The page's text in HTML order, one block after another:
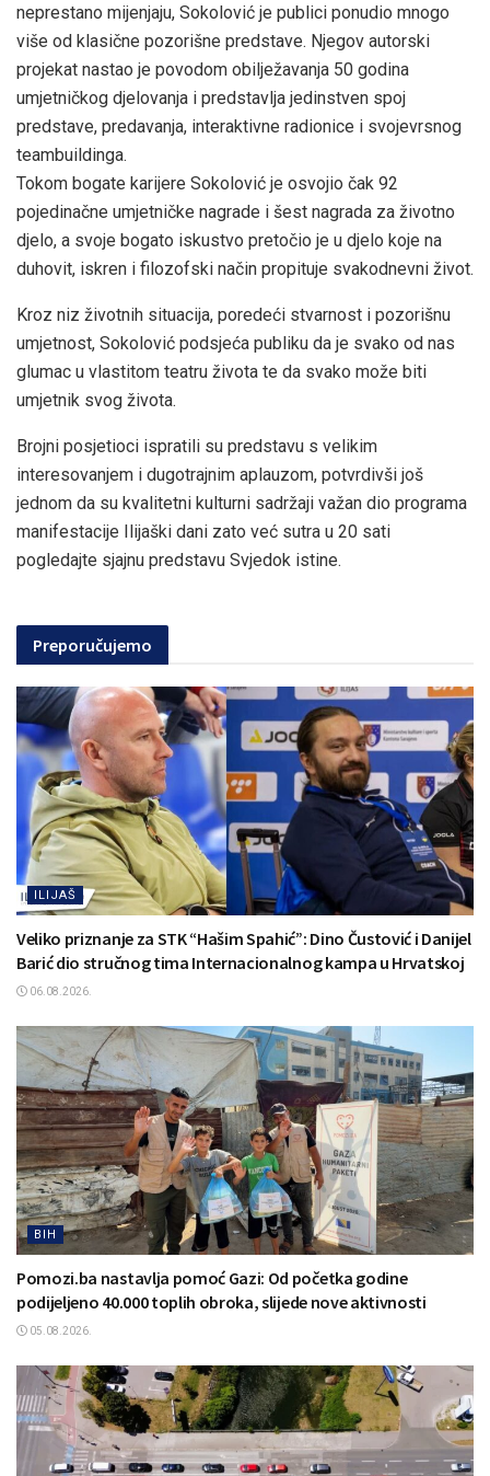
neprestano mijenjaju, Sokolović je publici ponudio mnogo
više od klasične pozorišne predstave. Njegov autorski
projekat nastao je povodom obilježavanja 50 godina
umjetničkog djelovanja i predstavlja jedinstven spoj
predstave, predavanja, interaktivne radionice i svojevrsnog
teambuildinga.
Tokom bogate karijere Sokolović je osvojio čak 92
pojedinačne umjetničke nagrade i šest nagrada za životno
djelo, a svoje bogato iskustvo pretočio je u djelo koje na
duhovit, iskren i filozofski način propituje svakodnevni život.
Kroz niz životnih situacija, poredeći stvarnost i pozorišnu
umjetnost, Sokolović podsjeća publiku da je svako od nas
glumac u vlastitom teatru života te da svako može biti
umjetnik svog života.
Brojni posjetioci ispratili su predstavu s velikim
interesovanjem i dugotrajnim aplauzom, potvrdivši još
jednom da su kvalitetni kulturni sadržaji važan dio programa
manifestacije Ilijaški dani zato već sutra u 20 sati
pogledajte sjajnu predstavu Svjedok istine.
Preporučujemo
ILIJAŠ
Veliko priznanje za STK “Hašim Spahić”: Dino Čustović i Danijel
Barić dio stručnog tima Internacionalnog kampa u Hrvatskoj
06.08.2026.
BIH
Pomozi.ba nastavlja pomoć Gazi: Od početka godine
podijeljeno 40.000 toplih obroka, slijede nove aktivnosti
05.08.2026.